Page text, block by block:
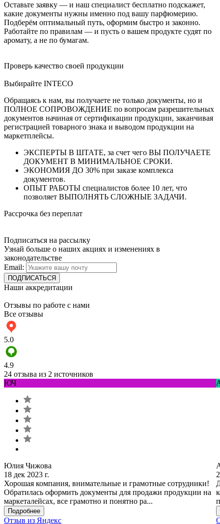
Оставьте заявку — и наш специалист бесплатно подскажет,
какие документы нужны именно под вашу парфюмерию.
Подберём оптимальный путь, оформим быстро и законно.
Работайте по правилам — и пусть о вашем продукте судят по
аромату, а не по бумагам.
Проверь качество своей продукции
Выбирайте INTECO
Обращаясь к нам, вы получаете не только документы, но и
ПОЛНОЕ СОПРОВОЖДЕНИЕ по вопросам разрешительных
документов начиная от сертификации продукции, заканчивая
регистрацией товарного знака и выводом продукции на
маркетплейсы.
ЭКСПЕРТЫ В ШТАТЕ, за счет чего ВЫ ПОЛУЧАЕТЕ
ДОКУМЕНТ В МИНИМАЛЬНОЕ СРОКИ.
ЭКОНОМИЯ ДО 30% при заказе комплекса
документов.
ОПЫТ РАБОТЫ специалистов более 10 лет, что
позволяет ВЫПОЛНЯТЬ СЛОЖНЫЕ ЗАДАЧИ.
Рассрочка без переплат
Подписаться на рассылку
Узнай больше о наших акциях и изменениях в
законодательстве
Email:
Наши аккредитации
Отзывы по работе с нами
Все отзывы
5.0
4.9
24 отзыва из 2 источников
ЮЧ
Юлия Чижова
18 дек 2023 г.
Хорошая компания, внимательные и грамотные сотрудники!
Обратилась оформить документы для продажи продукции на
маркеталейсах, все грамотно и понятно ра...
Подробнее
Отзыв из Яндекс